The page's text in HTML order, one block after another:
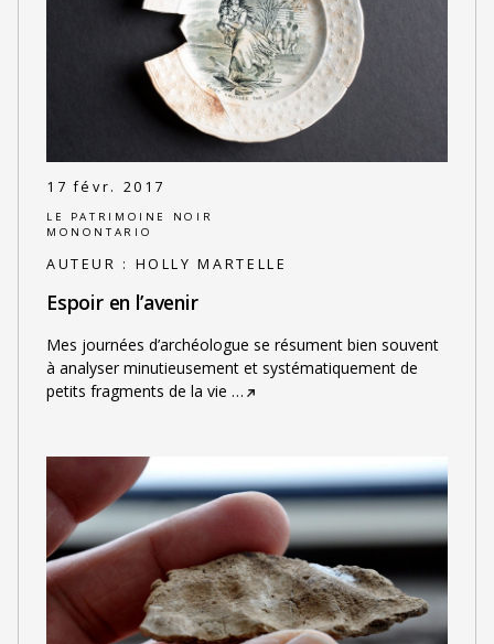
17 févr. 2017
LE PATRIMOINE NOIR
MONONTARIO
AUTEUR : HOLLY MARTELLE
Espoir en l’avenir
Mes journées d’archéologue se résument bien souvent
à analyser minutieusement et systématiquement de
petits fragments de la vie …